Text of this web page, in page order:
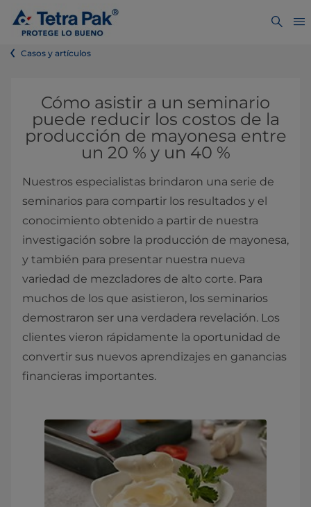
Casos y artículos
Cómo asistir a un seminario
puede reducir los costos de la
producción de mayonesa entre
un 20 % y un 40 %
Nuestros especialistas brindaron una serie de
seminarios para compartir los resultados y el
conocimiento obtenido a partir de nuestra
investigación sobre la producción de mayonesa,
y también para presentar nuestra nueva
variedad de mezcladores de alto corte. Para
muchos de los que asistieron, los seminarios
demostraron ser una verdadera revelación. Los
clientes vieron rápidamente la oportunidad de
convertir sus nuevos aprendizajes en ganancias
financieras importantes.